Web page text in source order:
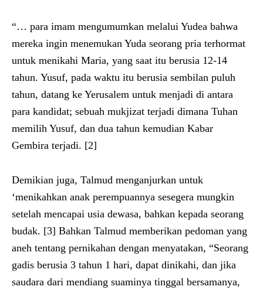
“… para imam mengumumkan melalui Yudea bahwa
mereka ingin menemukan Yuda seorang pria terhormat
untuk menikahi Maria, yang saat itu berusia 12-14
tahun. Yusuf, pada waktu itu berusia sembilan puluh
tahun, datang ke Yerusalem untuk menjadi di antara
para kandidat; sebuah mukjizat terjadi dimana Tuhan
memilih Yusuf, dan dua tahun kemudian Kabar
Gembira terjadi. [2]
Demikian juga, Talmud menganjurkan untuk
‘menikahkan anak perempuannya sesegera mungkin
setelah mencapai usia dewasa, bahkan kepada seorang
budak. [3] Bahkan Talmud memberikan pedoman yang
aneh tentang pernikahan dengan menyatakan, “Seorang
gadis berusia 3 tahun 1 hari, dapat dinikahi, dan jika
saudara dari mendiang suaminya tinggal bersamanya,